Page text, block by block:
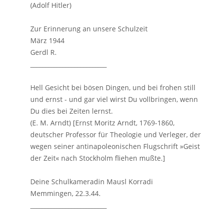
(Adolf Hitler)
Zur Erinnerung an unsere Schulzeit
März 1944
Gerdl R.
Hell Gesicht bei bösen Dingen, und bei frohen still
und ernst - und gar viel wirst Du vollbringen, wenn
Du dies bei Zeiten lernst.
(E. M. Arndt) [Ernst Moritz Arndt, 1769-1860,
deutscher Professor für Theologie und Verleger, der
wegen seiner antinapoleonischen Flugschrift »Geist
der Zeit« nach Stockholm fliehen mußte.]
Deine Schulkameradin Mausl Korradi
Memmingen, 22.3.44.